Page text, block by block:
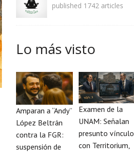
published 1742 articles
Lo más visto
Amparan a “Andy”
López Beltrán
contra la FGR:
suspensión de
Examen de la
UNAM: Señalan
presunto vínculo
con Territorium,